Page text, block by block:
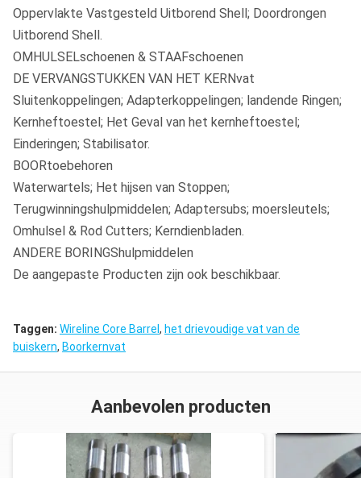
Oppervlakte Vastgesteld Uitborend Shell; Doordrongen
Uitborend Shell.
OMHULSELschoenen & STAAFschoenen
DE VERVANGSTUKKEN VAN HET KERNvat
Sluitenkoppelingen; Adapterkoppelingen; landende Ringen;
Kernheftoestel; Het Geval van het kernheftoestel;
Einderingen; Stabilisator.
BOORtoebehoren
Waterwartels; Het hijsen van Stoppen;
Terugwinningshulpmiddelen; Adaptersubs; moersleutels;
Omhulsel & Rod Cutters; Kerndienbladen.
ANDERE BORINGShulpmiddelen
De aangepaste Producten zijn ook beschikbaar.
Taggen: Wireline Core Barrel , het drievoudige vat van de
buiskern, Boorkernvat
Aanbevolen producten